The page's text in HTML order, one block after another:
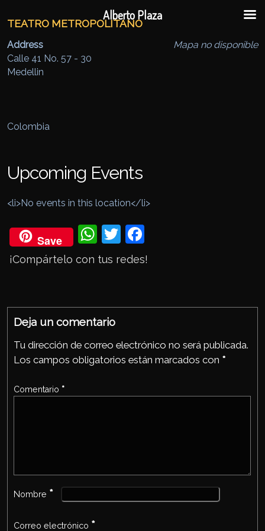
TEATRO METROPOLITANO
Mapa no disponible
Address
Calle 41 No. 57 - 30
Medellin
Colombia
Upcoming Events
<li>No events in this location</li>
Save
Wh
ats
Twi
tter
eb
¡Compártelo con tus redes!
Deja un comentario
Tu dirección de correo electrónico no será publicada.
Los campos obligatorios están marcados con *
Comentario *
Nombre *
Correo electrónico *
Alberto Plaza